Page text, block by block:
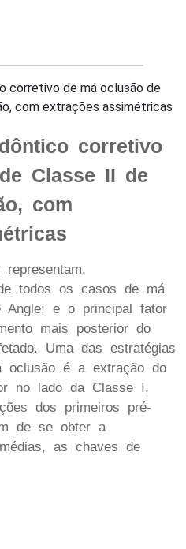
corretivo
Classe II de
com
todos os casos de má
e o principal fator
mais posterior do
Uma das estratégias
oclusão é a extração do
no lado da Classe I,
dos primeiros pré-
de se obter a
as chaves de